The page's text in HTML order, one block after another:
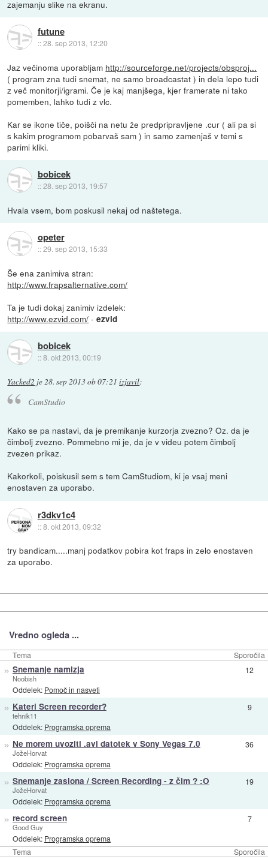
zajemanju slike na ekranu.
futune
::28. sep 2013, 12:20
Jaz večinoma uporabljam http://sourceforge.net/projects/obsproj...
( program zna tudi snemat, ne samo broadcastat ) in dela lepo tudi
z več monitorji/igrami. Če je kaj manjšega, kjer framerate ni tako
pomemben, lahko tudi z vlc.
Kar se ikone tiče, poišči na netu že predpripravljene .cur ( ali pa si
s kakim programom pobarvaš sam ) in samo zamenjaš v temi s
parimi kliki.
bobicek
::28. sep 2013, 19:57
Hvala vsem, bom poskusil nekaj od naštetega.
opeter
::29. sep 2013, 15:33
Še ena zanimiva stran:
http://www.frapsalternative.com/
Ta je tudi dokaj zanimiv izdelek:
http://www.ezvid.com/ -ezvid
bobicek
::8. okt 2013, 00:19
Yacked2 je28. sep 2013 ob 07:21 izjavil:
CamStudio
Kako se pa nastavi, da je premikanje kurzorja zvezno? Oz. da je
čimbolj zvezno. Pommebno mi je, da je v videu potem čimbolj
zvezen prikaz.
Kakorkoli, poiskusil sem s tem CamStudiom, ki je vsaj meni
enostaven za uporabo.
r3dkv1c4
::8. okt 2013, 09:32
try bandicam.....manj podatkov pobira kot fraps in zelo enostaven
za uporabo.
Vredno ogleda ...
Tema Sporočila
Tema Sporočila
» Snemanje namizja
Noobish
Oddelek: Pomoč in nasveti
12
» Kateri Screen recorder?
tehnik11
Oddelek: Programska oprema
9
» Ne morem uvoziti .avi datotek v Sony Vegas 7.0
JožeHorvat
Oddelek: Programska oprema
36
» Snemanje zaslona / Screen Recording - z čim ? :O
JožeHorvat
Oddelek: Programska oprema
19
» record screen
Good Guy
Oddelek: Programska oprema
7